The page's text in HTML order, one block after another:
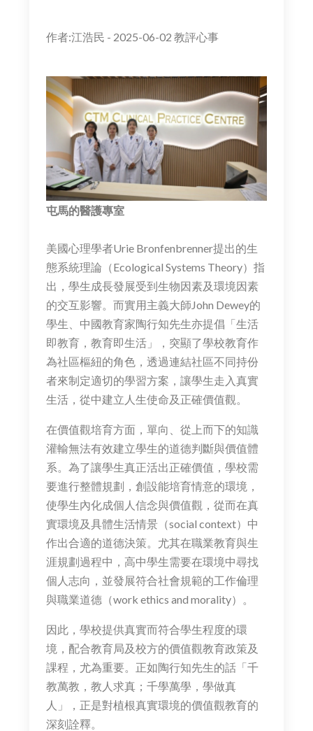
作者:江浩民 - 2025-06-02 教評心事
屯馬的醫護專室
美國心理學者Urie Bronfenbrenner提出的生
態系統理論（Ecological Systems Theory）指
出，學生成長發展受到生物因素及環境因素
的交互影響。而實用主義大師John Dewey的
學生、中國教育家陶行知先生亦提倡「生活
即教育，教育即生活」，突顯了學校教育作
為社區樞紐的角色，透過連結社區不同持份
者來制定適切的學習方案，讓學生走入真實
生活，從中建立人生使命及正確價值觀。
在價值觀培育方面，單向、從上而下的知識
灌輸無法有效建立學生的道德判斷與價值體
系。為了讓學生真正活出正確價值，學校需
要進行整體規劃，創設能培育情意的環境，
使學生內化成個人信念與價值觀，從而在真
實環境及具體生活情景（social context）中
作出合適的道德決策。尤其在職業教育與生
涯規劃過程中，高中學生需要在環境中尋找
個人志向，並發展符合社會規範的工作倫理
與職業道德（work ethics and morality）。
因此，學校提供真實而符合學生程度的環
境，配合教育局及校方的價值觀教育政策及
課程，尤為重要。正如陶行知先生的話「千
教萬教，教人求真；千學萬學，學做真
人」，正是對植根真實環境的價值觀教育的
深刻詮釋。